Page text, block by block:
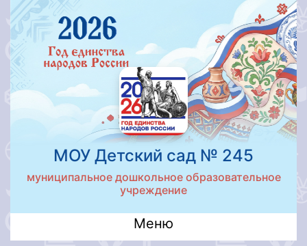
МОУ Детский сад № 245
муниципальное дошкольное образовательное
учреждение
Меню